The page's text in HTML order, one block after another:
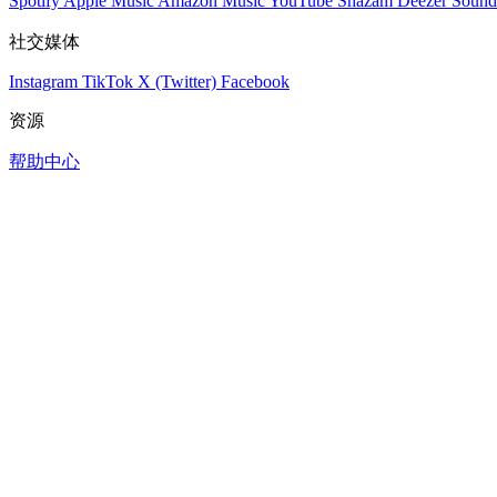
社交媒体
Instagram TikTok X (Twitter) Facebook
资源
帮助中心